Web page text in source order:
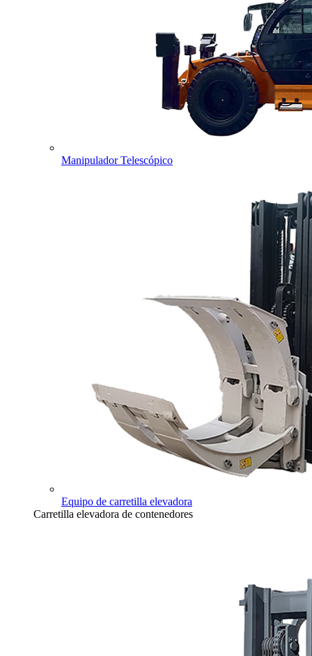
Manipulador Telescópico
Equipo de carretilla elevadora
Carretilla elevadora de contenedores